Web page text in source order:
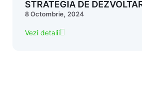
STRATEGIA DE
8 Octombrie, 2024
Vezi detalii